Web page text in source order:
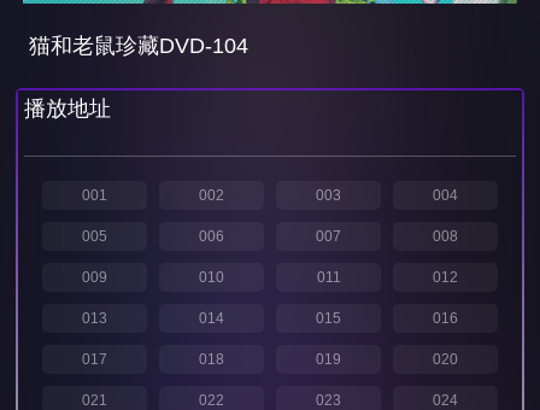
猫和老鼠珍藏DVD-104
播放地址
001 002 003 004
005 006 007 008
009 010 011 012
013 014 015 016
017 018 019 020
021 022 023 024